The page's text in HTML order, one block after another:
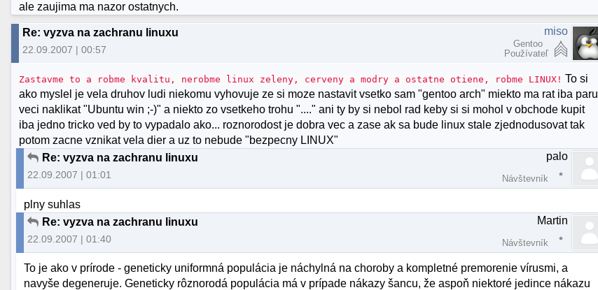
ale zaujima ma nazor ostatnych.
Re: vyzva na zachranu linuxu
22.09.2007 | 00:57
miso
Gentoo
Používateľ
Zastavme to a robme kvalitu, nerobme linux zeleny, cerveny a modry a ostatne otiene, robme LINUX! To si
ako myslel je vela druhov ludi niekomu vyhovuje ze si moze nastavit vsetko sam "gentoo arch" miekto ma rat iba paru
veci naklikat "Ubuntu win ;-)" a niekto zo vsetkeho trohu "...." ani ty by si nebol rad keby si si mohol v obchode kupit
iba jedno tricko ved by to vypadalo ako... roznorodost je dobra vec a zase ak sa bude linux stale zjednodusovat tak
potom zacne vznikat vela dier a uz to nebude "bezpecny LINUX"
Re: vyzva na zachranu linuxu
22.09.2007 | 01:01
palo
Návštevník
plny suhlas
Re: vyzva na zachranu linuxu
22.09.2007 | 01:40
Martin
Návštevník
To je ako v prírode - geneticky uniformná populácia je náchylná na choroby a kompletné premorenie vírusmi, a
navyše degeneruje. Geneticky rôznorodá populácia má v prípade nákazy šancu, že aspoň niektoré jedince nákazu